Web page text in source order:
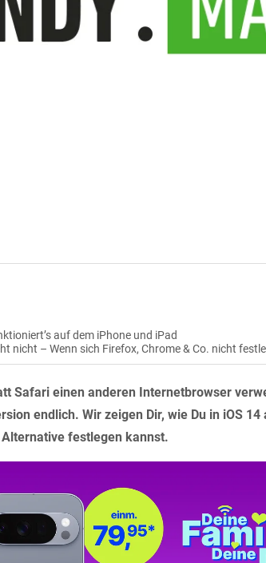
auf dem iPhone und iPad
nicht – Wenn sich Firefox, Chrome & Co. nicht
Safari einen anderen Internetbrowser
endlich. Wir zeigen Dir, wie Du in iOS
festlegen kannst.